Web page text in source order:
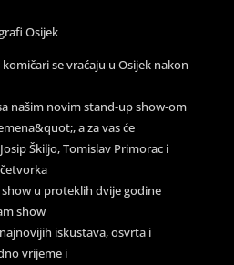
Osijek
se vraćaju u Osijek nakon
našim novim stand-up show-om
a za vas će
Škiljo, Tomislav Primorac i
show u proteklih dvije godine
show
iskustava, osvrta i
vrijeme i